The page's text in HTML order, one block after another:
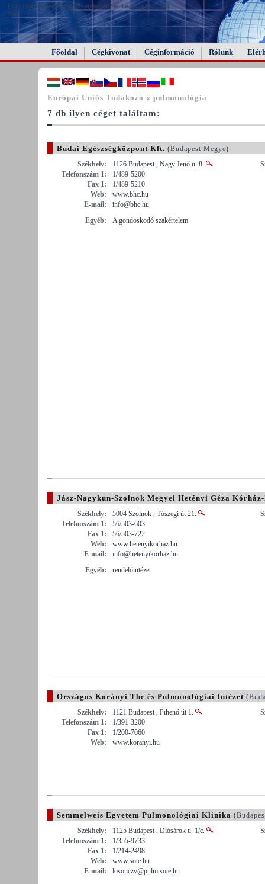
FAIL (the browser should render some flash content, not
this).
Főoldal Cégkivonat Céginformáció Rólunk
Európai Uniós Tudakozó « pulmonológia
7 db ilyen céget találtam:
Budai Egészségközpont Kft. (Budapest Megye)
Székhely:
1126 Budapest , Nagy Jenő u. 8.
Telefonszám 1:
1/489-5200
Fax 1:
1/489-5210
Web:
www.bhc.hu
E-mail:
info@bhc.hu
Egyéb:
A gondoskodó szakértelem.
Jász-Nagykun-Szolnok Megyei Hetényi Géza
Székhely:
5004 Szolnok , Tószegi út 21.
Telefonszám 1:
56/503-603
Fax 1:
56/503-722
Web:
www.hetenyikorhaz.hu
E-mail:
info@hetenyikorhaz.hu
Egyéb:
rendelőintézet
Országos Korányi Tbc és Pulmonológiai Intézet
Székhely:
1121 Budapest , Pihenő út 1.
Telefonszám 1:
1/391-3200
Fax 1:
1/200-7060
Web:
www.koranyi.hu
Semmelweis Egyetem Pulmonológiai Klinika
Székhely:
1125 Budapest , Diósárok u. 1/c.
Telefonszám 1:
1/355-9733
Fax 1:
1/214-2498
Web:
www.sote.hu
E-mail:
losonczy@pulm.sote.hu